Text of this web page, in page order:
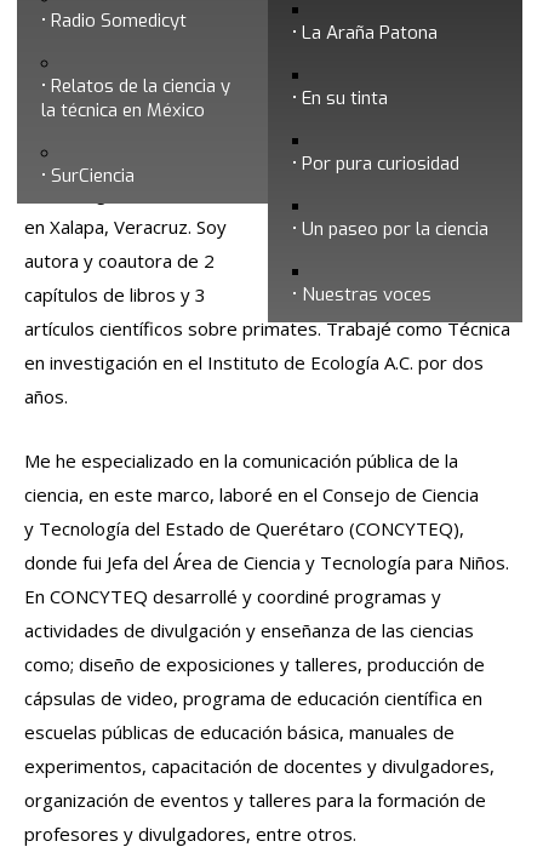
Radio Somedicyt La Araña Patona
En su tinta
Por pura curiosidad
Un paseo por la ciencia
Nuestras voces
Relatos de la ciencia y
la técnica en México
SurCiencia
Soy Bióloga por la
Universidad Autónoma de
ciencias por el Instituto
en Xalapa, Veracruz. Soy
autora y coautora de 2
capítulos de libros y 3
artículos científicos sobre primates. Trabajécomo Técnica
en investigación en el Instituto de Ecología A.C. por dos
años.
Me he especializado en la comunicación pública de la
ciencia, en este marco, laboré en el Consejo de Ciencia
y Tecnología del Estado de Querétaro (CONCYTEQ),
donde fui Jefa del Área de Ciencia y Tecnología para Niños.
En CONCYTEQ desarrollé y coordiné programas y
actividades de divulgación y enseñanza de las ciencias
como; diseño de exposiciones y talleres, producción de
cápsulas de video, programa de educación científica en
escuelas públicas de educación básica, manuales de
experimentos, capacitación de docentes y divulgadores,
organización de eventos y talleres para la formación de
profesores y divulgadores, entre otros.